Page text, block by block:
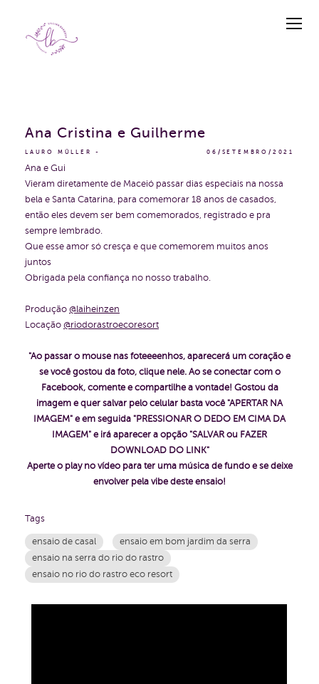
LAURO MÜLLER 06/SETEMBRO/2021
Ana Cristina e Guilherme
Ana e Gui
Vieram diretamente de Maceió passar dias especiais na nossa
bela e Santa Catarina, para comemorar 18 anos de casados,
então eles devem ser bem comemorados, registrado e pra
sempre lembrado.
Que esse amor só cresça e que comemorem muitos anos
juntos
Obrigada pela confiança no nosso trabalho.
Produção @laiheinzen
Locação @riodorastroecoresort
"Ao passar o mouse nas foteeeenhos, aparecerá um coração e
se você gostou da foto, clique nele. Ao se conectar com o
Facebook, comente e compartilhe a vontade! Gostou da
imagem e quer salvar pelo celular basta você "APERTAR NA
IMAGEM" e em seguida "PRESSIONAR O DEDO EM CIMA DA
IMAGEM" e irá aparecer a opção "SALVAR ou FAZER
DOWNLOAD DO LINK"
Aperte o play no vídeo para ter uma música de fundo e se deixe
envolver pela vibe deste ensaio!
Tags
ensaio de casal
ensaio em bom jardim da serra
ensaio na serra do rio do rastro
ensaio no rio do rastro eco resort